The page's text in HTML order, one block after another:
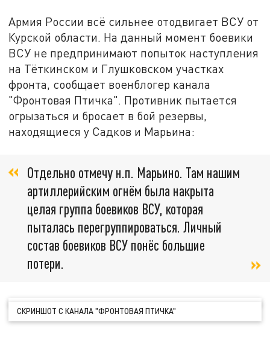
Армия России всё сильнее отодвигает ВСУ от
Курской области. На данный момент боевики
ВСУ не предпринимают попыток наступления
на Тёткинском и Глушковском участках
фронта, сообщает военблогер канала
"Фронтовая Птичка". Противник пытается
огрызаться и бросает в бой резервы,
находящиеся у Садков и Марьина:
Отдельно отмечу н.п. Марьино. Там нашим
артиллерийским огнём была накрыта
целая группа боевиков ВСУ, которая
пыталась перегруппироваться. Личный
состав боевиков ВСУ понёс большие
потери.
СКРИНШОТ С КАНАЛА "ФРОНТОВАЯ ПТИЧКА"